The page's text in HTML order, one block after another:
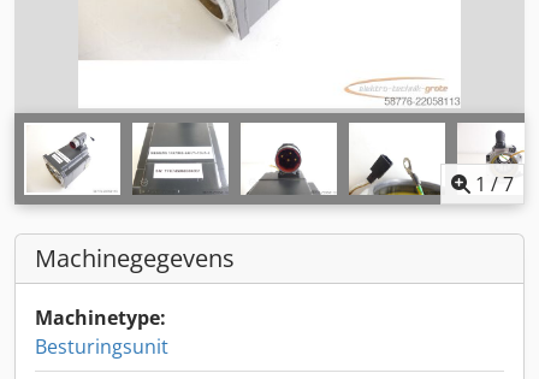
1 /7
Machinegegevens
Machinetype:
Besturingsunit